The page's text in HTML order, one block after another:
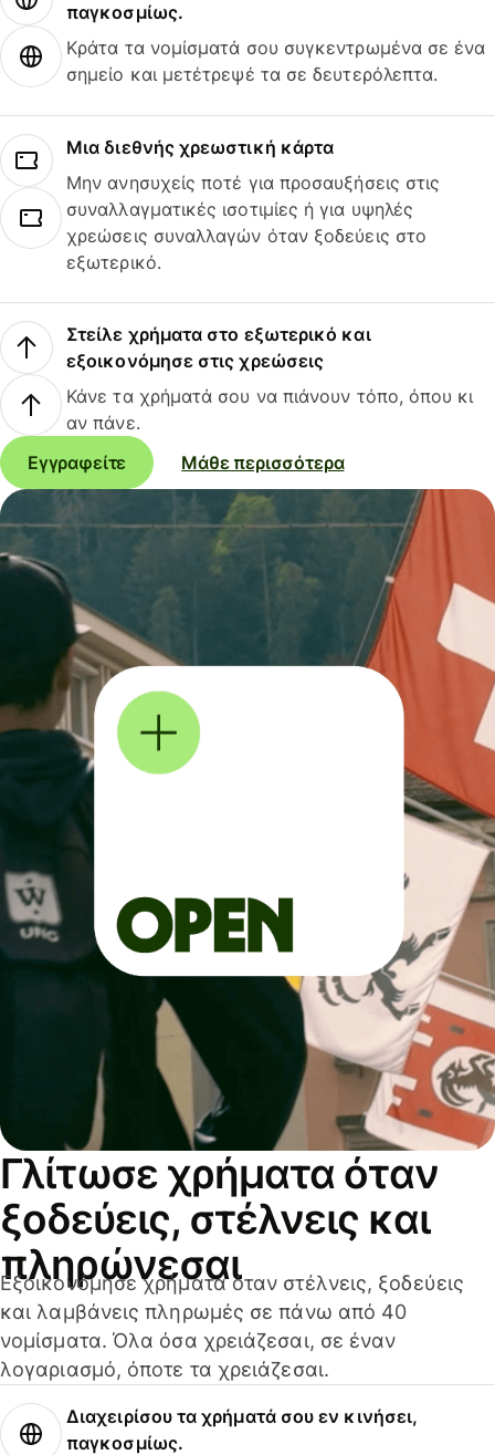
παγκοσμίως.
Κράτα τα νομίσματά σου συγκεντρωμένα σε ένα
σημείο και μετέτρεψέ τα σε δευτερόλεπτα.
Μια διεθνής χρεωστική κάρτα
Μην ανησυχείς ποτέ για προσαυξήσεις στις
συναλλαγματικές ισοτιμίες ή για υψηλές
χρεώσεις συναλλαγών όταν ξοδεύεις στο
εξωτερικό.
Στείλε χρήματα στο εξωτερικό και
εξοικονόμησε στις χρεώσεις
Κάνε τα χρήματά σου να πιάνουν τόπο, όπου κι
αν πάνε.
Εγγραφείτε
Μάθε περισσότερα
Γλίτωσε χρήματα όταν
ξοδεύεις, στέλνεις και
πληρώνεσαι
Εξοικονόμησε χρήματα όταν στέλνεις, ξοδεύεις
και λαμβάνεις πληρωμές σε πάνω από 40
νομίσματα. Όλα όσα χρειάζεσαι, σε έναν
λογαριασμό, όποτε τα χρειάζεσαι.
Διαχειρίσου τα χρήματά σου εν κινήσει,
παγκοσμίως.